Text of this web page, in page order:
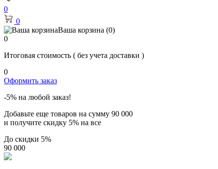
0
0
Ваша корзина (0)
0
Итоговая стоимость ( без учета доставки )
0
Оформить заказ
-5% на любой заказ!
Добавьте еще товаров на сумму 90 000
и получите скидку 5% на все
До скидки 5%
90 000